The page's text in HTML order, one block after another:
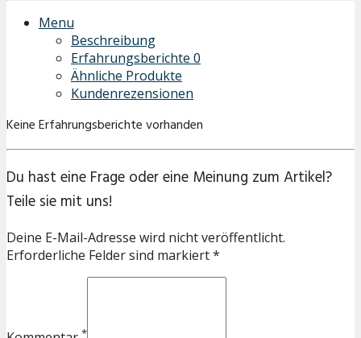
Menu
Beschreibung
Erfahrungsberichte 0
Ähnliche Produkte
Kundenrezensionen
Keine Erfahrungsberichte vorhanden
Du hast eine Frage oder eine Meinung zum Artikel?
Teile sie mit uns!
Deine E-Mail-Adresse wird nicht veröffentlicht.
Erforderliche Felder sind markiert *
*